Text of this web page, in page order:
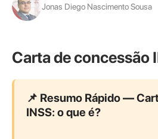
Jonas Diego Nascimento Sousa
Carta de concessão
📌 Resumo Rápido —
INSS: o que é?